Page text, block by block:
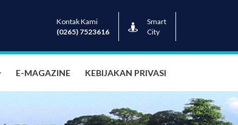
Kontak Kami
(0265) 7523616
Smart
City
E-MAGAZINE KEBIJAKAN PRIVASI